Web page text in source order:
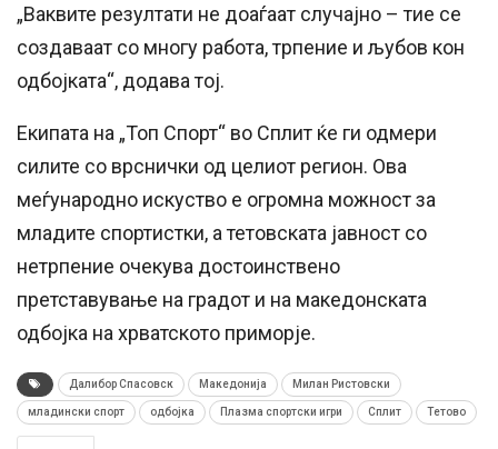
„Ваквите резултати не доаѓаат случајно – тие се
создаваат со многу работа, трпение и љубов кон
одбојката“, додава тој.
Екипата на „Топ Спорт“ во Сплит ќе ги одмери
силите со врснички од целиот регион. Ова
меѓународно искуство е огромна можност за
младите спортистки, а тетовската јавност со
нетрпение очекува достоинствено
претставување на градот и на македонската
одбојка на хрватското приморје.
Далибор Спасовск Македонија Милан Ристовски
младински спорт одбојка Плазма спортски игри Сплит Тетово